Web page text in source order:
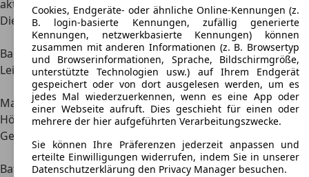
aktuellen Elektrofahrzeugen wie dem ID.3.
Die technischen Daten im Überblick:
Modelle
VW T1
VW T1 E-Umbau
Bauzeitraum
1950 - 1967
Umbau ab 2020
Leistung
18 - 32 kW / 25 -
44 PS
61 kW / 83 PS
Max. Drehmoment 102 Nm
212 Nm
Höchstgeschwindigkeit 110 km/h
130 km/h
Getriebe
Schaltgetriebe
Batteriekapazität -
45 kWh
Cookies, Endgeräte- oder ähnliche Online-Kennungen (z.
B. login-basierte Kennungen, zufällig generierte
Kennungen, netzwerkbasierte Kennungen) können
zusammen mit anderen Informationen (z. B. Browsertyp
und Browserinformationen, Sprache, Bildschirmgröße,
unterstützte Technologien usw.) auf Ihrem Endgerät
gespeichert oder von dort ausgelesen werden, um es
jedes Mal wiederzuerkennen, wenn es eine App oder
einer Webseite aufruft. Dies geschieht für einen oder
mehrere der hier aufgeführten Verarbeitungszwecke.
Sie können Ihre Präferenzen jederzeit anpassen und
erteilte Einwilligungen widerrufen, indem Sie in unserer
Datenschutzerklärung den Privacy Manager besuchen.